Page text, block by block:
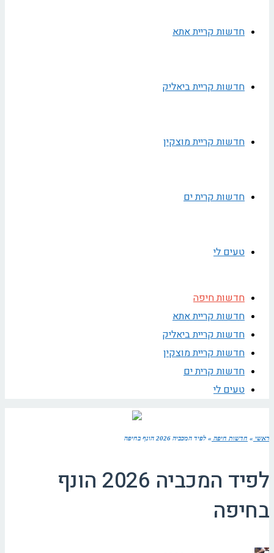
חדשות קריית אתא
חדשות קריית ביאליק
חדשות קריית מוצקין
חדשות קרית ים
טעים לי
חדשות חיפה
חדשות קריית אתא
חדשות קריית ביאליק
חדשות קריית מוצקין
חדשות קרית ים
טעים לי
ראשי » חדשות חיפה » לפיד המכביה 2026 הונף בחיפה
לפיד המכביה 2026 הונף
בחיפה